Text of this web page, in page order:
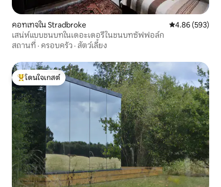
คอทเทจใน Stradbroke คะแนนเฉลี่ย
4.86 (593)
เสน่ห์แบบชนบทในเดอะเดอรี่ในชนบทซัฟฟอล์ก
สถานที่ · ครอบครัว · สัตว์เลี้ยง
โดนใจเกสต์ที่สุด
โดนใจเกสต์